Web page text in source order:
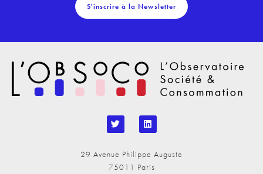
S'inscrire à la Newsletter
29 Avenue Philippe Auguste
75011 Paris